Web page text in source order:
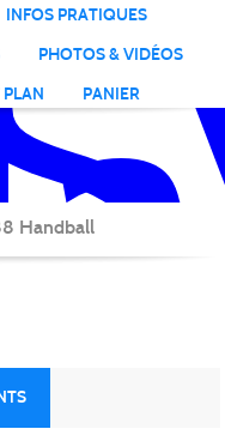
INFOS PRATIQUES
PHOTOS & VIDÉOS
PANIER
Handball